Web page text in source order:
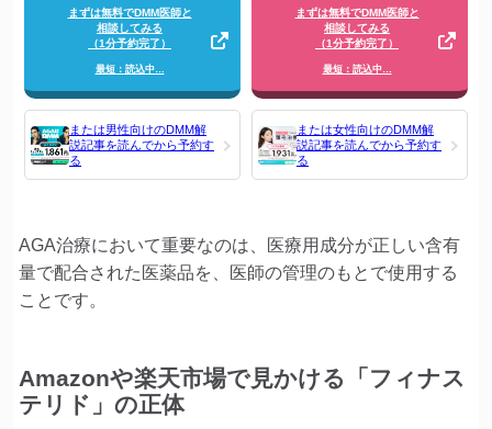
まずは無料でDMM医師と
相談してみる
（1分予約完了）
最短：読込中…
または男性向けのDMM解
説記事を読んでから予約す
る
まずは無料でDMM医師と
相談してみる
（1分予約完了）
最短：読込中…
または女性向けのDMM解
説記事を読んでから予約す
る
AGA治療において重要なのは、医療用成分が正しい含有
量で配合された医薬品を、医師の管理のもとで使用する
ことです。
Amazonや楽天市場で見かける「フィナス
テリド」の正体